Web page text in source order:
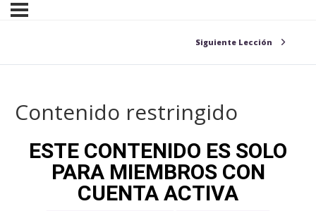
Siguiente Lección
Contenido restringido
ESTE CONTENIDO ES SOLO
PARA MIEMBROS CON
CUENTA ACTIVA